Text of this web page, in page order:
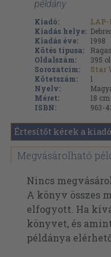
példány
Kiadó:
Kiadás helye:
Kiadás éve:
1998
Kötés típusa:
Oldalszám:
395
Sorozatcím:
Star
Kötetszám:
1
Nyelv:
Méret:
18
ISBN:
963-
Értesítőt kérek a
Megvásárolható
Nincs
A könyv összes
elfogyott. Ha
könyvet, és
példánya